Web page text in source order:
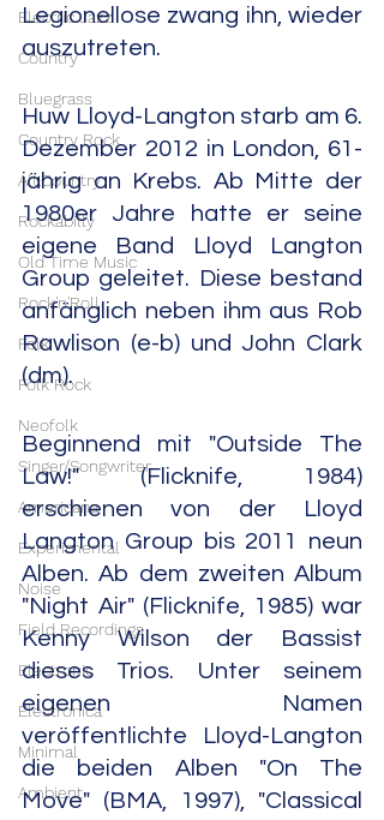
Electric Jazz
Country
Bluegrass
Country Rock
Alt.Country
Rockabilly
Old Time Music
Rock'n'Roll
Folk
Folk Rock
Neofolk
Singer/Songwriter
Americana
Experimental
Noise
Field Recordings
Electronic
Electronica
Minimal
Ambient
Legionellose zwang ihn, wieder
auszutreten.
Huw Lloyd-Langton starb am 6.
Dezember 2012 in London, 61-
jährig an Krebs. Ab Mitte der
1980er Jahre hatte er seine
eigene Band Lloyd Langton
Group geleitet. Diese bestand
anfänglich neben ihm aus Rob
Rawlison (e-b) und John Clark
(dm).
Beginnend mit "Outside The
Law!" (Flicknife, 1984)
erschienen von der Lloyd
Langton Group bis 2011 neun
Alben. Ab dem zweiten Album
"Night Air" (Flicknife, 1985) war
Kenny Wilson der Bassist
dieses Trios. Unter seinem
eigenen Namen
veröffentlichte Lloyd-Langton
die beiden Alben "On The
Move" (BMA, 1997), "Classical